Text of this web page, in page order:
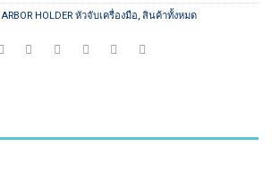
ARBOR HOLDER หัวจับเครื่องมือ,สินค้าทั้งหมด